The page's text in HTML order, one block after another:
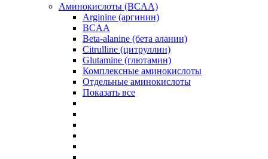
Аминокислоты (BCAA)
Arginine (аргинин)
BCAA
Beta-alanine (бета аланин)
Citrulline (цитруллин)
Glutamine (глютамин)
Комплексные аминокислоты
Отдельные аминокислоты
Показать все